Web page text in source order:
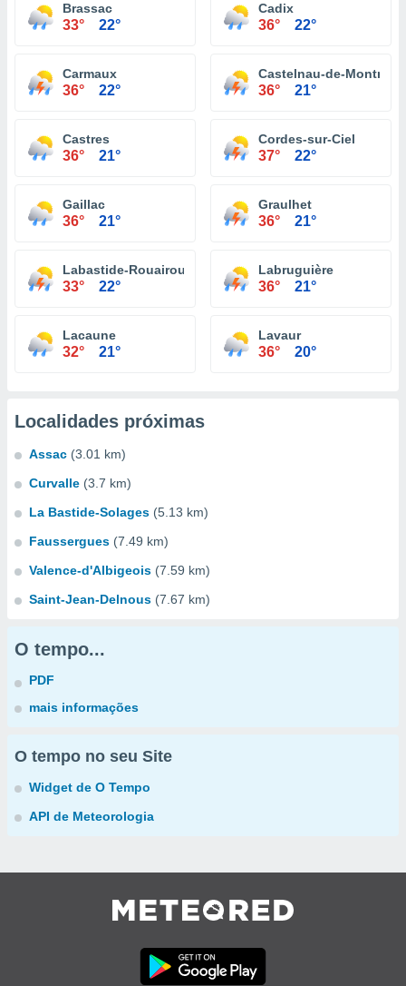
Brassac
33° 22°
Cadix
36° 22°
Carmaux
36° 22°
Castelnau-de-Montmiral
36° 21°
Castres
36° 21°
Cordes-sur-Ciel
37° 22°
Gaillac
36° 21°
Graulhet
36° 21°
Labastide-Rouairoux
33° 22°
Labruguière
36° 21°
Lacaune
32° 21°
Lavaur
36° 20°
Localidades próximas
Assac (3.01 km)
Curvalle (3.7 km)
La Bastide-Solages (5.13 km)
Faussergues (7.49 km)
Valence-d'Albigeois (7.59 km)
Saint-Jean-Delnous (7.67 km)
O tempo...
PDF
mais informações
O tempo no seu Site
Widget de O Tempo
API de Meteorologia